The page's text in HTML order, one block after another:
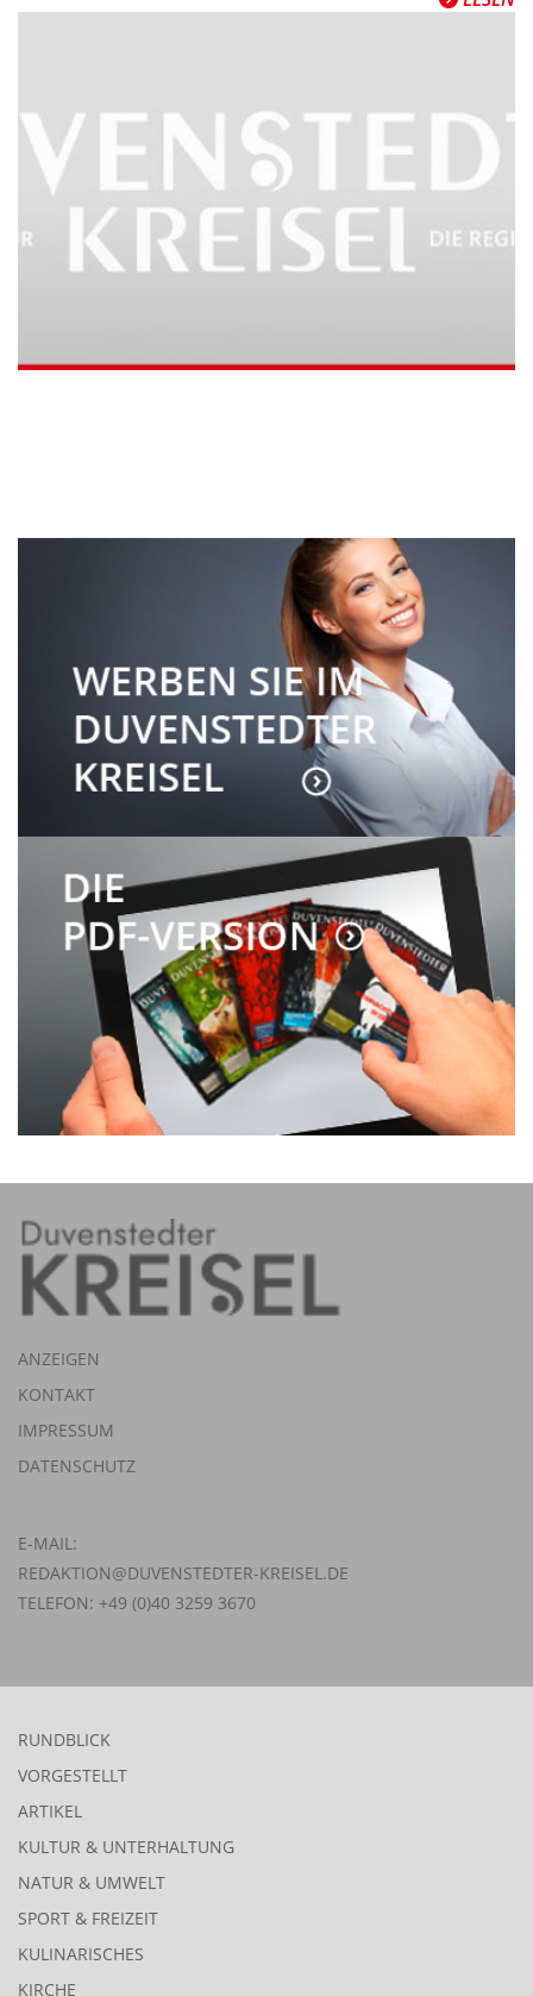
ANZEIGEN
KONTAKT
IMPRESSUM
DATENSCHUTZ
E-MAIL:
REDAKTION@DUVENSTEDTER-KREISEL.DE
TELEFON: +49 (0)40 3259 3670
RUNDBLICK
VORGESTELLT
ARTIKEL
KULTUR & UNTERHALTUNG
NATUR & UMWELT
SPORT & FREIZEIT
KULINARISCHES
KIRCHE